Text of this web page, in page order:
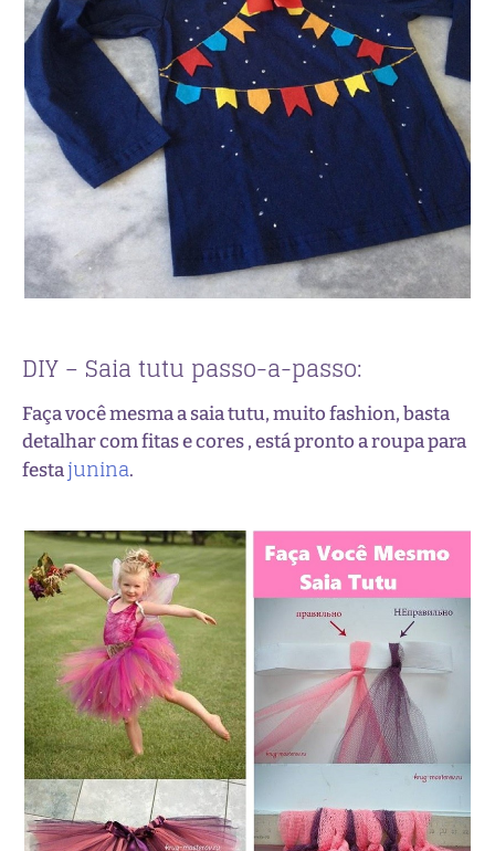
DIY – Saia tutu passo-a-passo:
Faça você mesma a saia tutu, muito fashion, basta
detalhar com fitas e cores , está pronto a roupa para
festajunina.